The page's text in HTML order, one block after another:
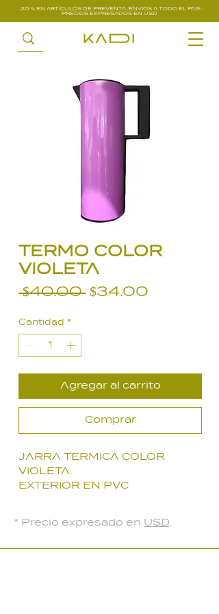
20 % EN ARTÍCULOS DE PREVENTA /ENVIOS A TODO EL PAIS /
PRECIOS EXPRESADOS EN USD
TERMO COLOR
VIOLETA
$40.00 Precio
$34.00
Cantidad *
Agregar al carrito
Comprar
JARRA TERMICA COLOR
VIOLETA.
EXTERIOR EN PVC
* Precio expresado en USD.